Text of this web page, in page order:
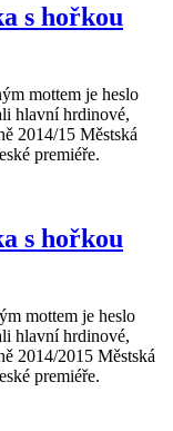
s hořkou
mottem je heslo
hlavní hrdinové,
2014/15 Městská
premiéře.
s hořkou
mottem je heslo
hlavní hrdinové,
2014/2015 Městská
premiéře.